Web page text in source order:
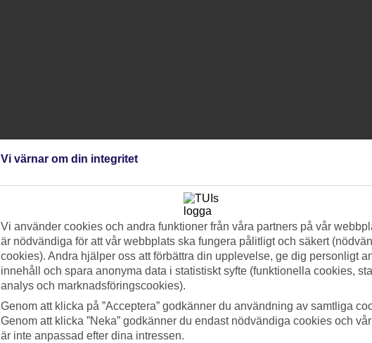
Vi värnar om din integritet
Vi använder cookies och andra funktioner från våra partners på vår
är nödvändiga för att vår webbplats ska fungera pålitligt och säkert
cookies). Andra hjälper oss att förbättra din upplevelse, ge dig personligt
innehåll och spara anonyma data i statistiskt syfte (funktionella cookies,
analys och marknadsföringscookies).
Genom att klicka på ”Acceptera” godkänner du användning av samtliga
Genom att klicka ”Neka” godkänner du endast nödvändiga cookies och
är inte anpassad efter dina intressen.